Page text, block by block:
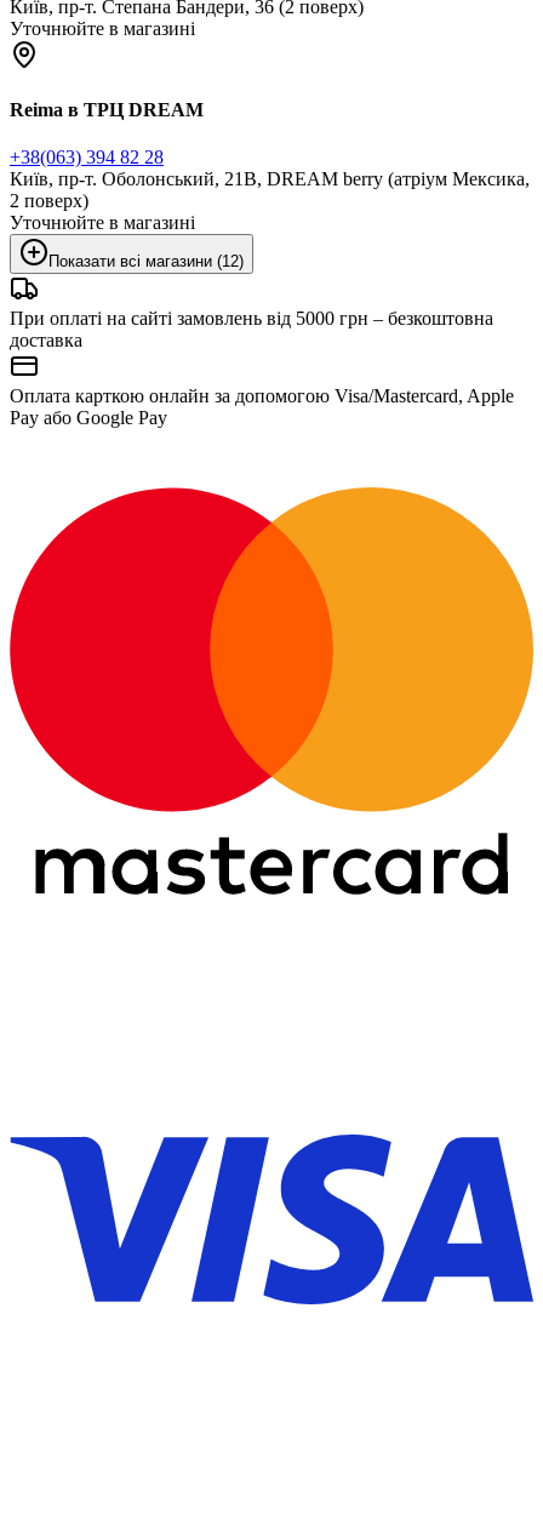
Київ, пр-т. Степана Бандери, 36 (2 поверх)
Уточнюйте в магазині
Reima в ТРЦ DREAM
+38(063) 394 82 28
Київ, пр-т. Оболонський, 21В, DREAM berry (атріум Мексика,
2 поверх)
Уточнюйте в магазині
Показати всі магазини (12)
При оплаті на сайті замовлень від 5000 грн – безкоштовна
доставка
Оплата карткою онлайн за допомогою Visa/Mastercard, Apple
Pay або Google Pay